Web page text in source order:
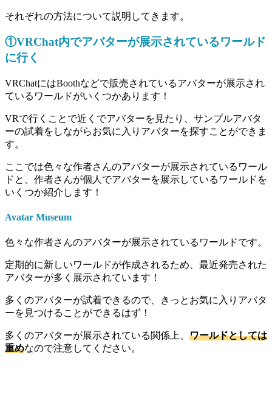
それぞれの方法について説明してきます。
①VRChat内でアバターが展示されているワールド
に行く
VRChatにはBoothなどで販売されているアバターが展示され
ているワールドがいくつかあります！
VRで行くことで近くでアバターを見たり、サンプルアバタ
ーの試着をしながらお気に入りアバターを探すことができま
す。
ここでは色々な作者さんのアバターが展示されているワール
ドと、作者さんが個人でアバターを展示しているワールドを
いくつか紹介します！
Avatar Museum
色々な作者さんのアバターが展示されているワールドです。
定期的に新しいワールドが作成されるため、最近発売された
アバターが多く展示されています！
多くのアバターが試着できるので、きっとお気に入りアバタ
ーを見つけることができるはず！
多くのアバターが展示されている関係上、 ワールドとしては
重めなので注意してください。